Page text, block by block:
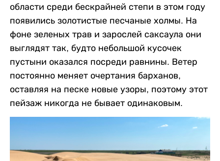
области среди бескрайней степи в этом году
появились золотистые песчаные холмы. На
фоне зеленых трав и зарослей саксаула они
выглядят так, будто небольшой кусочек
пустыни оказался посреди равнины. Ветер
постоянно меняет очертания барханов,
оставляя на песке новые узоры, поэтому этот
пейзаж никогда не бывает одинаковым.